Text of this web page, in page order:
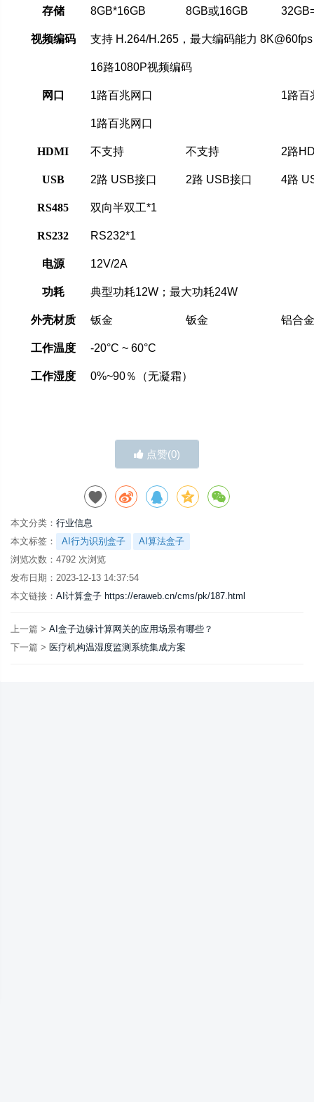
存储 8GB*16GB 8GB或16GB
视频编码 支持 H.264/H.265，最大编码能力
16路1080P视频编码
网口 1路百兆网口
1路百兆网口
1路百
HDMI 不支持 不支持 2路
USB 2路 USB接口 2路 USB接口 4路
RS485 双向半双工*1
RS232 RS232*1
电源 12V/2A
功耗 典型功耗12W；最大功耗24W
外壳材质 钣金 钣金 铝合
工作温度 -20°C ~ 60°C
工作湿度 0%~90％（无凝霜）
点赞(0)
本文分类： 行业信息
本文标签：
AI行为识别盒子
AI算法盒子
浏览次数： 4792 次浏览
发布日期：2023-12-13 14:37:54
本文链接： AI计算盒子 https://eraweb.cn/cms/pk/187.html
上一篇 > AI盒子边缘计算网关的应用场景有哪些？
下一篇 > 医疗机构温湿度监测系统集成方案